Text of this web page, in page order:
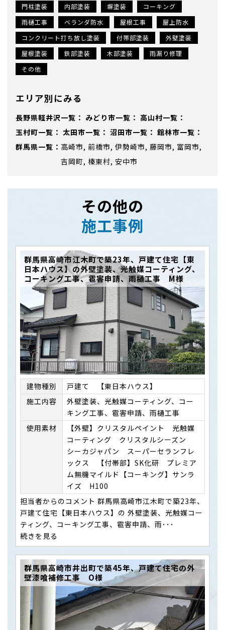
門柱塗装
内部塗装 塀塗装
コーキング
雨樋工事
ベランダ防水 屋根工事
屋上防水
コンクリート打ち放し塗装
付帯部塗装
外壁塗装
屋根塗装
鉄部塗装 木部塗装
雨漏り修理
その他
エリア別にみる
長野県軽井沢 みどり市
高山村
玉村町
太田市 沼田市
館林市
群馬県
高崎市 前橋市 伊勢崎市 藤岡市 富岡市
吉岡町 榛東村 安中市
その他の
施工事例
群馬県高崎市江木町で築23年、戸建て住宅【東
日本ハウス】の外壁塗装、光触媒コーティング、
コーキング工事、雹害申請、雨樋工事 M様
建物種別
戸建て 【東日本ハウス】
施⼯内容
外壁塗装、光触媒コーティング、コー
キング工事、雹害申請、雨樋工事
使用素材
【外壁】クリスタルペイント 光触媒
コーティング クリスタルシーズン
シーカジャパン スーパーセランフレ
ックス 【付帯部】SK化研 プレミア
ム無機マイルド【コーキング】サンラ
イズ H100
担当者からのコメント 群馬県高崎市江木町で築23年、
戸建て住宅【東日本ハウス】の 外壁塗装、光触媒コー
ティング、コーキング工事、雹害申請、雨･･･
続きを見る
群馬県高崎市井出町で築45年、戸建て住宅の外
壁漆喰補修工事 O様